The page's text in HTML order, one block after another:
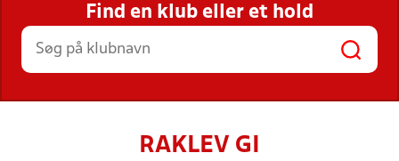
STILLINGER, RESULTATER, KLUBBER OG
HOLD
Find en klub eller et hold
RAKLEV GI